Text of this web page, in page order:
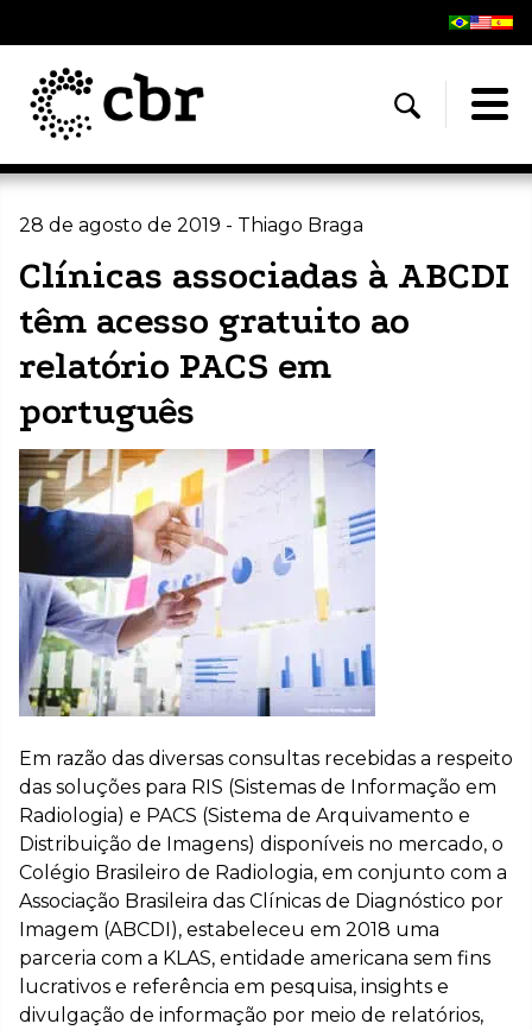
28 de agosto de 2019 - Thiago Braga
Clínicas associadas à ABCDI
têm acesso gratuito ao
relatório PACS em
português
Em razão das diversas consultas recebidas a respeito
das soluções para RIS (Sistemas de Informação em
Radiologia) e PACS (Sistema de Arquivamento e
Distribuição de Imagens) disponíveis no mercado, o
Colégio Brasileiro de Radiologia, em conjunto com a
Associação Brasileira das Clínicas de Diagnóstico por
Imagem (ABCDI), estabeleceu em 2018 uma
parceria com a KLAS, entidade americana sem fins
lucrativos e referência em pesquisa, insights e
divulgação de informação por meio de relatórios,